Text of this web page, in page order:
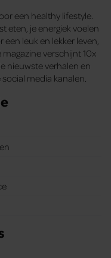
een healthy lifestyle.
eten, je energiek voelen
leuk en lekker leven,
verschijnt 10x
nieuwste verhalen en
media kanalen.